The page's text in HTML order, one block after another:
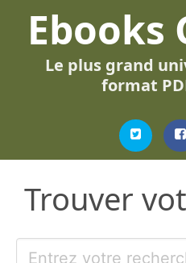
Ebooks
Le plus grand
format
Trouver